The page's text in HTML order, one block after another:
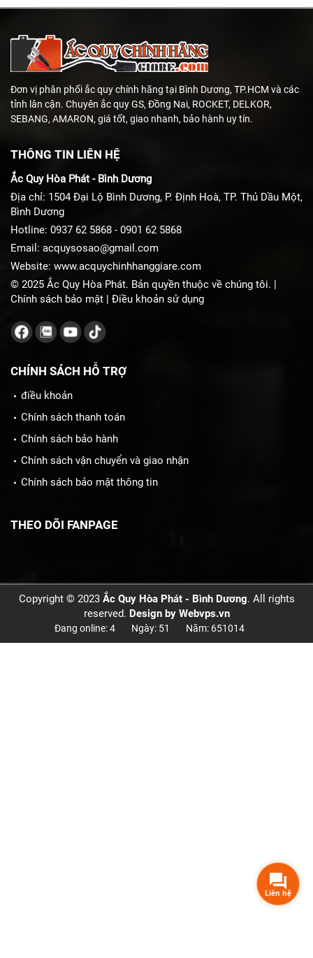
Đơn vị phân phối ắc quy chính hãng tại Bình Dương, TP.HCM và các
tỉnh lân cận. Chuyên ắc quy GS, Đồng Nai, ROCKET, DELKOR,
SEBANG, AMARON, giá tốt, giao nhanh, bảo hành uy tín.
THÔNG TIN LIÊN HỆ
Ắc Quy Hòa Phát - Bình Dương
Địa chỉ: 1504 Đại Lộ Bình Dương, P. Định Hoà, TP. Thủ Dầu Một,
Bình Dương
Hotline: 0937 62 5868 - 0901 62 5868
Email: acquysosao@gmail.com
Website: www.acquychinhhanggiare.com
© 2025 Ắc Quy Hòa Phát. Bản quyền thuộc về chúng tôi. |
Chính sách bảo mật | Điều khoản sử dụng
CHÍNH SÁCH HỖ TRỢ
điều khoản
Chính sách thanh toán
Chính sách bảo hành
Chính sách vận chuyển và giao nhận
Chính sách bảo mật thông tin
THEO DÕI FANPAGE
Copyright © 2023 Ắc Quy Hòa Phát - Bình Dương. All rights
reserved. Design by Webvps.vn
Đang online: 4 Ngày: 51 Năm: 651014
Liên hệ